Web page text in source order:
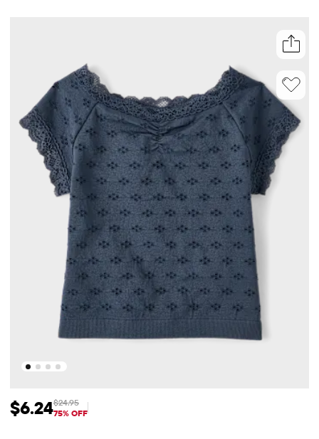
Precio de venta: $6.24
$6.24 Precio original: $24.95
$24.95
75% OFF